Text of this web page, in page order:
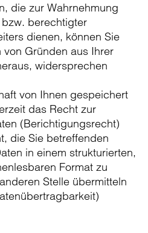
die zur Wahrnehmung
berechtigter
dienen, können Sie
Gründen aus Ihrer
widersprechen
von Ihnen gespeichert
das Recht zur
(Berichtigungsrecht)
die Sie betreffenden
in einem strukturierten,
Format zu
Stelle übermitteln